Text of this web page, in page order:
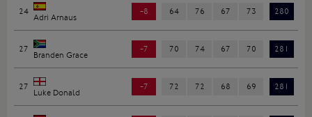
24
Adri Arnaus
-8 64 76 67 73 280
27
Branden Grace
-7 70 74 67 70 281
27
Luke Donald
-7 72 72 68 69 281